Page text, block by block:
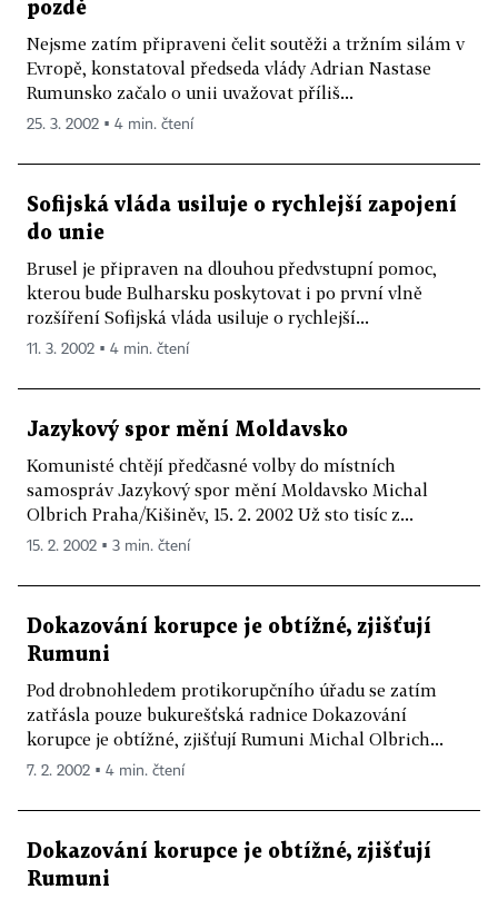
pozdě
Nejsme zatím připraveni čelit soutěži a tržním silám v
Evropě, konstatoval předseda vlády Adrian Nastase
Rumunsko začalo o unii uvažovat příliš...
25. 3. 2002 ▪ 4 min. čtení
Sofijská vláda usiluje o rychlejší zapojení
do unie
Brusel je připraven na dlouhou předvstupní pomoc,
kterou bude Bulharsku poskytovat i po první vlně
rozšíření Sofijská vláda usiluje o rychlejší...
11. 3. 2002 ▪ 4 min. čtení
Jazykový spor mění Moldavsko
Komunisté chtějí předčasné volby do místních
samospráv Jazykový spor mění Moldavsko Michal
Olbrich Praha/Kišiněv, 15. 2. 2002 Už sto tisíc z...
15. 2. 2002 ▪ 3 min. čtení
Dokazování korupce je obtížné, zjišťují
Rumuni
Pod drobnohledem protikorupčního úřadu se zatím
zatřásla pouze bukurešťská radnice Dokazování
korupce je obtížné, zjišťují Rumuni Michal Olbrich...
7. 2. 2002 ▪ 4 min. čtení
Dokazování korupce je obtížné, zjišťují
Rumuni